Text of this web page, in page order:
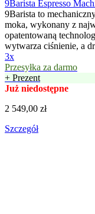
9Barista Espresso
9Barista to
moka, wykonany z
opatentowaną
wytwarza ciśnienie, a
3x
Przesyłka za darmo
+ Prezent
Już niedostępne
2 549,00 zł
Szczegół